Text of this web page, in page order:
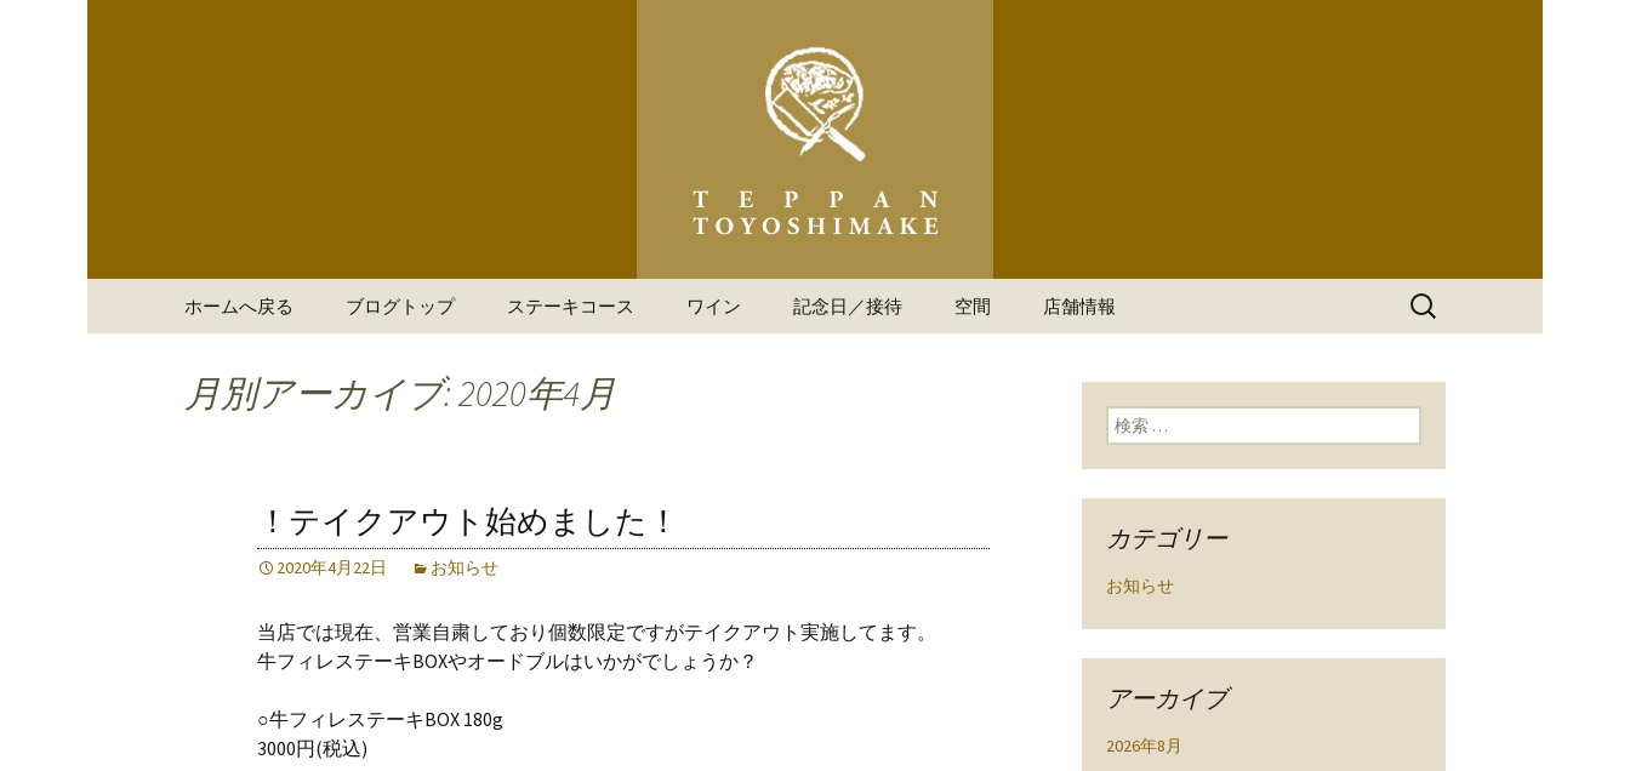
ステーキハウス 道頓堀てっぱん豊島
家 からのお知らせ
コンテンツへ移動
ホームへ戻る ブログトップ ステーキコース ワイン 記念日／接待 空間 店舗情報
検
月別アーカイブ: 2020年4月
！テイクアウト始めました！
2020年4月22日 お知らせ
当店では現在、営業自粛しており個数限定ですがテイクアウト実施してます。
牛フィレステーキBOXやオードブルはいかがでしょうか？
○牛フィレステーキBOX 180g
3000円(税込)
検索:
カテゴリー
お知らせ
アーカイブ
2026年8月